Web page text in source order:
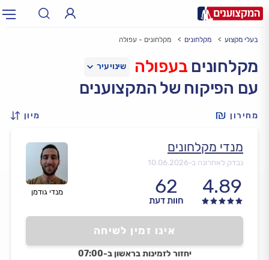
עירעיר: תל אביב, חיפה…
בעלי מקצוע מקלחונים מקלחונים - עפולה
מקלחונים בעפולה
עם הפיקוח של המקצוענים
מחירון מיון
מנדי גודמן
מנדי מקלחונים
נבדק לאחרונה ב-10.06.2026
4.89
62
חוות דעת
אינו זמין לשיחה
יחזור לזמינות בראשון ב-07:00